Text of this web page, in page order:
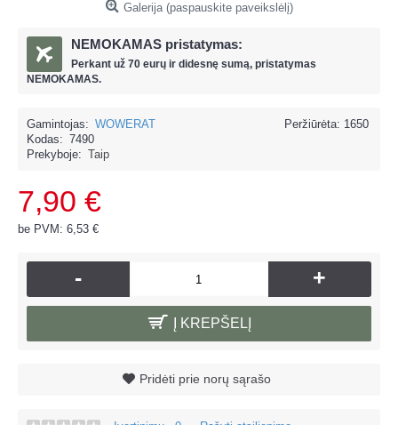
Galerija (paspauskite paveikslėlį)
NEMOKAMAS pristatymas:
Perkant už 70 eurų ir didesnę sumą, pristatymas
NEMOKAMAS.
Peržiūrėta: 1650
Gamintojas: WOWERAT
Kodas: 7490
Prekyboje: Taip
7,90 €
be PVM: 6,53 €
- +
Į KREPŠELĮ
Pridėti prie norų sąrašo